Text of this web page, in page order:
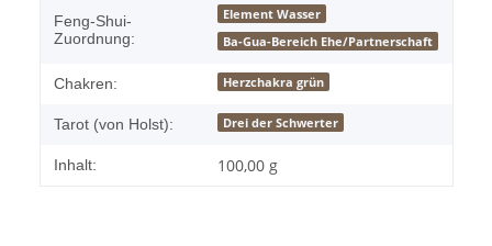
Feng-Shui-
Zuordnung:
Element Wasser
Ba-Gua-Bereich Ehe/Partnerschaft
Chakren: Herzchakra grün
Tarot (von Holst): Drei der Schwerter
Inhalt: 100,00 g